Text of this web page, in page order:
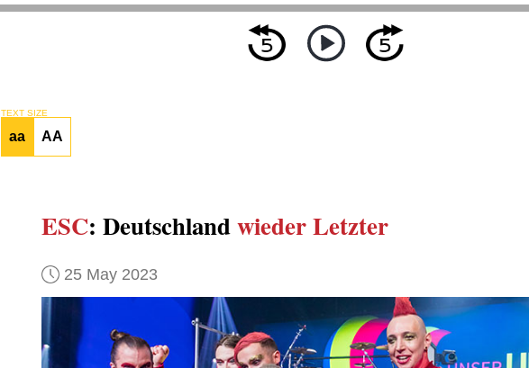
TEXT SIZE
aa AA
ESC: Deutschlandwieder Letzter
25 May 2023